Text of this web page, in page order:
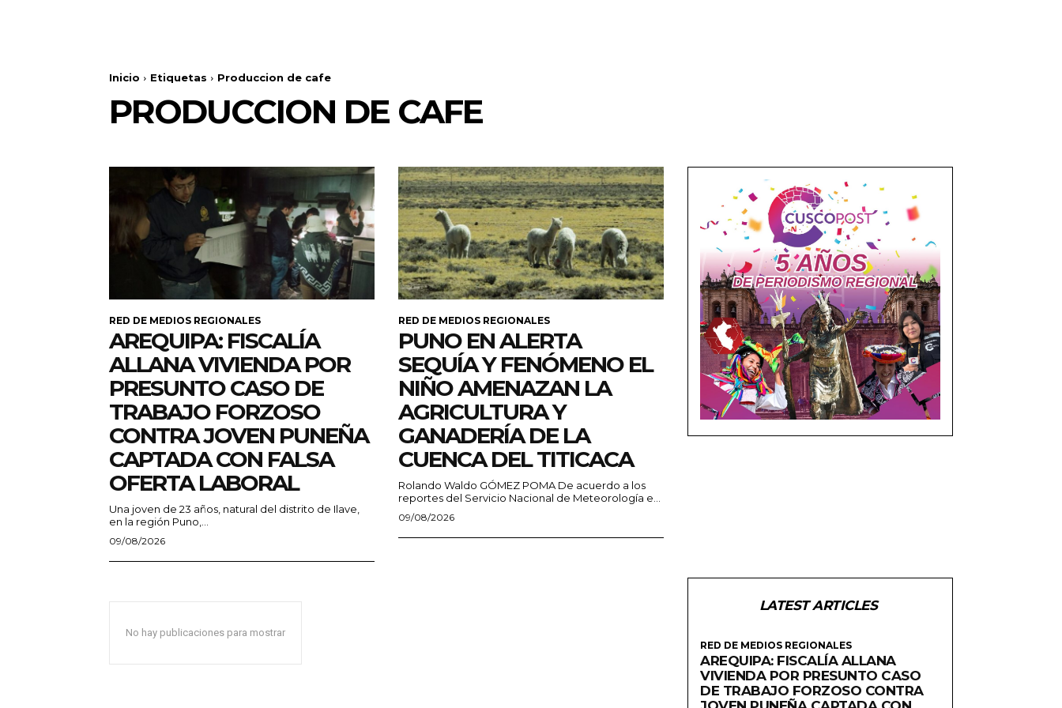
Inicio Etiquetas Produccion de cafe
PRODUCCION DE CAFE
RED DE MEDIOS REGIONALES
AREQUIPA: FISCALÍA
ALLANA VIVIENDA POR
PRESUNTO CASO DE
TRABAJO FORZOSO
CONTRA JOVEN PUNEÑA
CAPTADA CON FALSA
OFERTA LABORAL
Una joven de 23 años, natural del distrito de Ilave,
en la región Puno,...
09/08/2026
RED DE MEDIOS REGIONALES
PUNO EN ALERTA
SEQUÍA Y FENÓMENO EL
NIÑO AMENAZAN LA
AGRICULTURA Y
GANADERÍA DE LA
CUENCA DEL TITICACA
Rolando Waldo GÓMEZ POMA De acuerdo a los
reportes del Servicio Nacional de Meteorología e...
09/08/2026
No hay publicaciones para mostrar
LATEST ARTICLES
RED DE MEDIOS REGIONALES
AREQUIPA: FISCALÍA ALLANA
VIVIENDA POR PRESUNTO CASO
DE TRABAJO FORZOSO CONTRA